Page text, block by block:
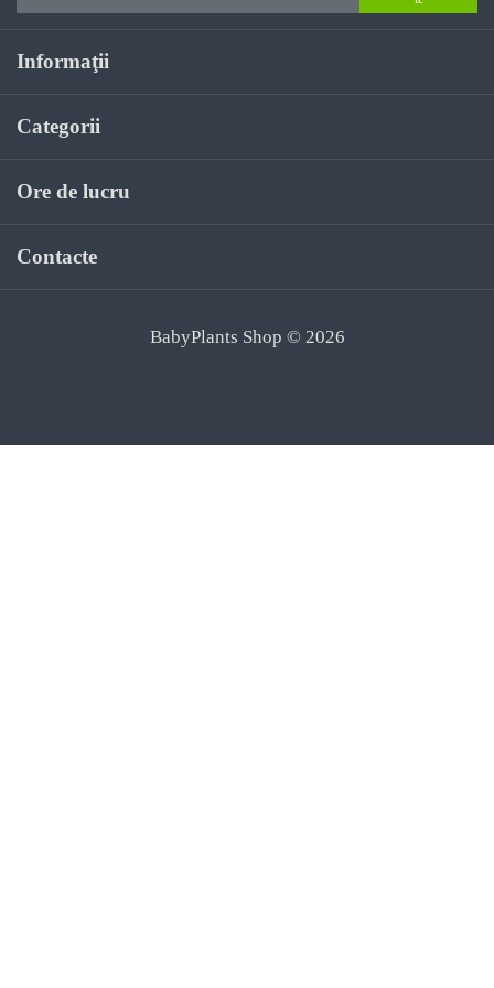
Informaţii
Categorii
Ore de lucru
Contacte
BabyPlants Shop © 2026